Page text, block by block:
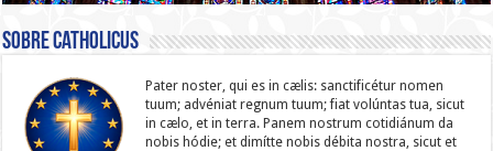
Sobre catholicus
Pater noster, qui es in cælis: sanc­ti­ficétur nomen
tuum; advéniat regnum tuum; fiat volúntas tua, sicut
in cælo, et in terra. Panem nostrum cotidiánum da
nobis hódie; et dimítte nobis débita nostra, sicut et